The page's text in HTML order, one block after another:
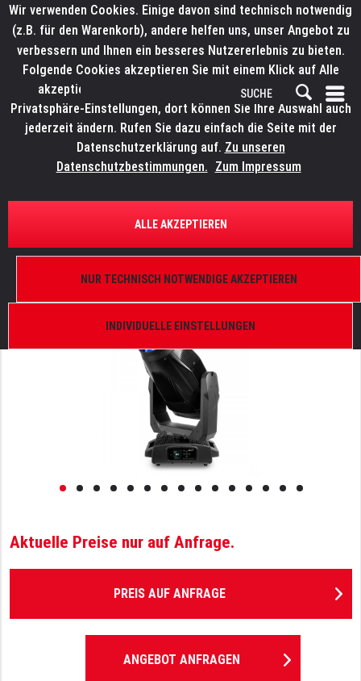
ÜBERSICHT MOVINGLIGHTS
ELATION Proteus Maximus
sACN, FIL Case-Einsatz
Aktuelle Preise nur auf Anfrage.
PREIS AUF ANFRAGE
ANGEBOT ANFRAGEN
Wir verwenden Cookies. Einige davon sind technisch notwendig
(z.B. für den Warenkorb), andere helfen uns, unser Angebot zu
verbessern und Ihnen ein besseres Nutzererlebnis zu bieten.
Folgende Cookies akzeptieren Sie mit einem Klick auf Alle
akzeptieren. Weitere Informationen finden Sie in den
Privatsphäre-Einstellungen, dort können Sie Ihre Auswahl auch
jederzeit ändern. Rufen Sie dazu einfach die Seite mit der
Datenschutzerklärung auf. Zu unseren
Datenschutzbestimmungen. Zum Impressum
INDIVIDUELLE EINSTELLUNGEN
NUR TECHNISCH NOTWENDIGE AKZEPTIEREN
ALLE AKZEPTIEREN